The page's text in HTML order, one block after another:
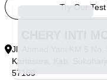
Try Our
Jl. Ahmad Yani KM 5 No.
Kartasura, Kab.
57169